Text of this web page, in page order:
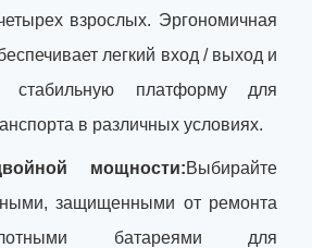
взрослых. Эргономичная
легкий вход / выход и
стабильную платформу для
в различных условиях.
мощности:Выбирайте
защищенными от ремонта
батареями для